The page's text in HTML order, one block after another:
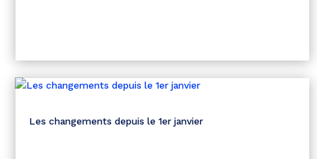
Les changements depuis le 1er janvier